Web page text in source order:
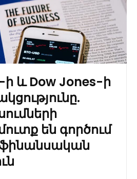
և Dow Jones-ի
են գործում